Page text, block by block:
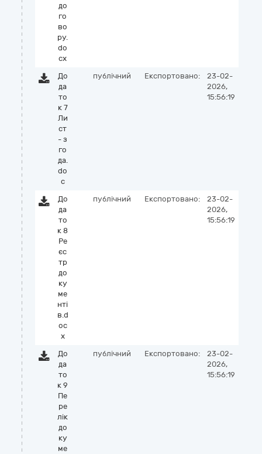
до
го
во
ру.
do
cx
До
да
то
к 7
Ли
ст
- з
го
да.
do
c
публічний Експортовано:
23-02-
2026,
15:56:19
До
да
то
к 8
Ре
єс
тр
до
ку
ме
нті
в.d
oc
x
публічний Експортовано:
23-02-
2026,
15:56:19
До
да
то
к 9
Пе
ре
лік
до
ку
ме
публічний Експортовано:
23-02-
2026,
15:56:19